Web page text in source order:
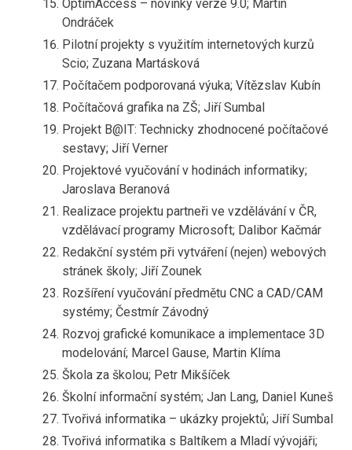
OptimAccess – novinky verze 9.0; Martin
Ondráček
Pilotní projekty s využitím internetových kurzů
Scio; Zuzana Martásková
Počítačem podporovaná výuka; Vítězslav Kubín
Počítačová grafika na ZŠ; Jiří Sumbal
Projekt B@IT: Technicky zhodnocené počítačové
sestavy; Jiří Verner
Projektové vyučování v hodinách informatiky;
Jaroslava Beranová
Realizace projektu partneři ve vzdělávání v ČR,
vzdělávací programy Microsoft; Dalibor Kačmár
Redakční systém při vytváření (nejen) webových
stránek školy; Jiří Zounek
Rozšíření vyučování předmětu CNC a CAD/CAM
systémy; Čestmír Závodný
Rozvoj grafické komunikace a implementace 3D
modelování; Marcel Gause, Martin Klíma
Škola za školou; Petr Mikšíček
Školní informační systém; Jan Lang, Daniel Kuneš
Tvořivá informatika – ukázky projektů; Jiří Sumbal
Tvořivá informatika s Baltíkem a Mladí vývojáři;